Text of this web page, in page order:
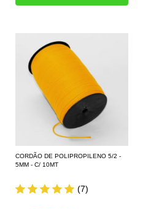
CORDÃO DE POLIPROPILENO 5/2 -
5MM - C/ 10MT
(7)